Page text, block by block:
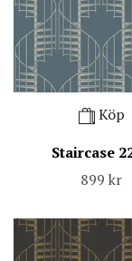
Köp
Staircase
899 kr